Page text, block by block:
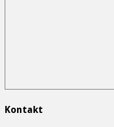
Kontakt